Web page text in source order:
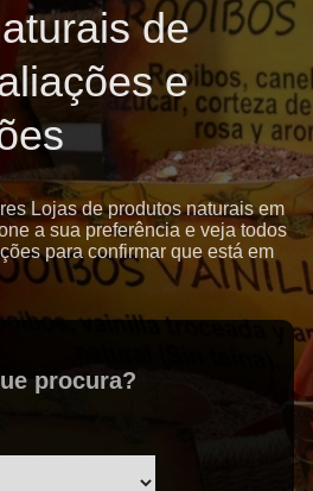
de
e
Lojas de produtos naturais em
a sua preferência e veja todos
para confirmar que está em
procura?